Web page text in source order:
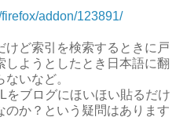
addon/123891/
けど索引を検索するときに戸
ようとしたとき日本語に翻
いなど。
をブログにほいほい貼るだけ
か？という疑問はあります